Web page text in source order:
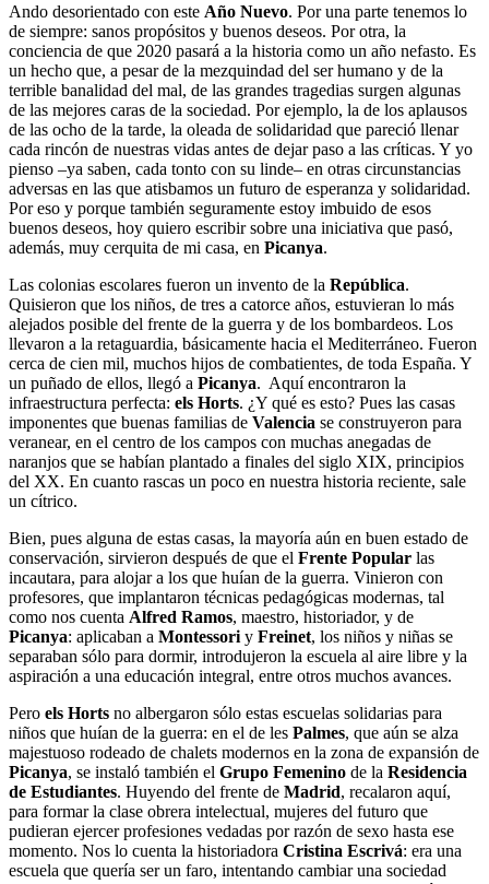
Ando desorientado con este Año Nuevo. Por una parte tenemos lo
de siempre: sanos propósitos y buenos deseos. Por otra, la
conciencia de que 2020 pasará a la historia como un año nefasto. Es
un hecho que, a pesar de la mezquindad del ser humano y de la
terrible banalidad del mal, de las grandes tragedias surgen algunas
de las mejores caras de la sociedad. Por ejemplo, la de los aplausos
de las ocho de la tarde, la oleada de solidaridad que pareció llenar
cada rincón de nuestras vidas antes de dejar paso a las críticas. Y yo
pienso ­–ya saben, cada tonto con su linde– en otras circunstancias
adversas en las que atisbamos un futuro de esperanza y solidaridad.
Por eso y porque también seguramente estoy imbuido de esos
buenos deseos, hoy quiero escribir sobre una iniciativa que pasó,
además, muy cerquita de mi casa, en Picanya.
Las colonias escolares fueron un invento de la República.
Quisieron que los niños, de tres a catorce años, estuvieran lo más
alejados posible del frente de la guerra y de los bombardeos. Los
llevaron a la retaguardia, básicamente hacia el Mediterráneo. Fueron
cerca de cien mil, muchos hijos de combatientes, de toda España. Y
un puñado de ellos, llegó a Picanya. Aquí encontraron la
infraestructura perfecta: els Horts. ¿Y qué es esto? Pues las casas
imponentes que buenas familias de Valencia se construyeron para
veranear, en el centro de los campos con muchas anegadas de
naranjos que se habían plantado a finales del siglo XIX, principios
del XX. En cuanto rascas un poco en nuestra historia reciente, sale
un cítrico.
Bien, pues alguna de estas casas, la mayoría aún en buen estado de
conservación, sirvieron después de que el Frente Popular las
incautara, para alojar a los que huían de la guerra. Vinieron con
profesores, que implantaron técnicas pedagógicas modernas, tal
como nos cuenta Alfred Ramos, maestro, historiador, y de
Picanya: aplicaban a Montessori y Freinet, los niños y niñas se
separaban sólo para dormir, introdujeron la escuela al aire libre y la
aspiración a una educación integral, entre otros muchos avances.
Pero els Horts no albergaron sólo estas escuelas solidarias para
niños que huían de la guerra: en el de les Palmes, que aún se alza
majestuoso rodeado de chalets modernos en la zona de expansión de
Picanya, se instaló también el Grupo Femenino de la Residencia
de Estudiantes. Huyendo del frente de Madrid, recalaron aquí,
para formar la clase obrera intelectual, mujeres del futuro que
pudieran ejercer profesiones vedadas por razón de sexo hasta ese
momento. Nos lo cuenta la historiadora Cristina Escrivá: era una
escuela que quería ser un faro, intentando cambiar una sociedad